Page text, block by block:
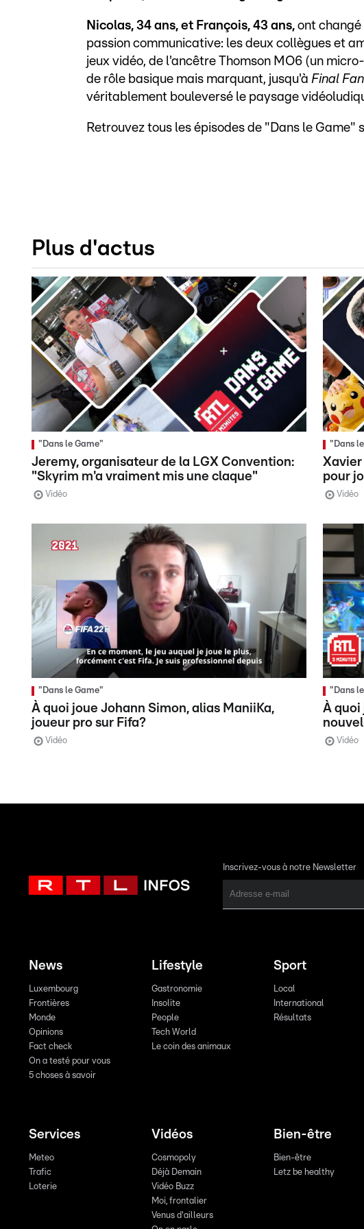
Nicolas, 34 ans, et François, 43 ans, ont changé
passion communicative: les deux collègues et
jeux vidéo, de l'ancêtre Thomson MO6 (un
de rôle basique mais marquant, jusqu'à Final
véritablement bouleversé le paysage
Retrouvez tous les épisodes de "Dans le Game"
Plus d'actus
"Dans le Game"
Jeremy, organisateur de la LGX Convention:
"Skyrim m'a vraiment mis une claque"
Vidéo
"Dans
Xavier
pour
Vidéo
"Dans le Game"
À quoi joue Johann Simon, alias ManiiKa,
joueur pro sur Fifa?
Vidéo
"Dans
À quoi
Vidéo
Inscrivez-vous à notre Newsletter
News
Luxembourg
Frontières
Monde
Opinions
Fact check
On a testé pour vous
5 choses à savoir
Lifestyle
Gastronomie
Insolite
People
Tech World
Le coin des animaux
Sport
Local
International
Résultats
Services
Meteo
Trafic
Loterie
Vidéos
Cosmopoly
Déjà Demain
Vidéo Buzz
Moi, frontalier
Venus d'ailleurs
Bien-être
Bien-être
Letz be healthy